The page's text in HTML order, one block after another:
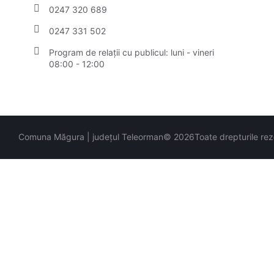
0247 320 689
0247 331 502
Program de relații cu publicul: luni - vineri
08:00 - 12:00
Comuna Măgura | județul Teleorman© 2026Toate drepturile